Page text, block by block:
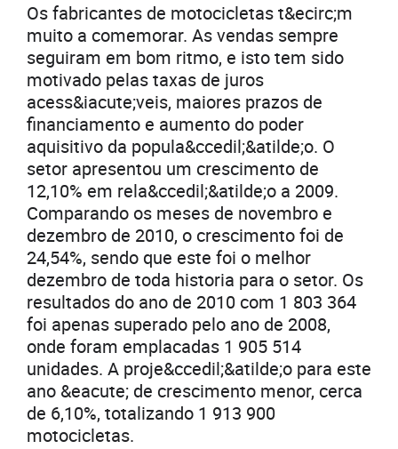
Os fabricantes de motocicletas t&ecirc;m
muito a comemorar. As vendas sempre
seguiram em bom ritmo, e isto tem sido
motivado pelas taxas de juros
acess&iacute;veis, maiores prazos de
financiamento e aumento do poder
aquisitivo da popula&ccedil;&atilde;o. O
setor apresentou um crescimento de
12,10% em rela&ccedil;&atilde;o a 2009.
Comparando os meses de novembro e
dezembro de 2010, o crescimento foi de
24,54%, sendo que este foi o melhor
dezembro de toda historia para o setor. Os
resultados do ano de 2010 com 1 803 364
foi apenas superado pelo ano de 2008,
onde foram emplacadas 1 905 514
unidades. A proje&ccedil;&atilde;o para este
ano &eacute; de crescimento menor, cerca
de 6,10%, totalizando 1 913 900
motocicletas.